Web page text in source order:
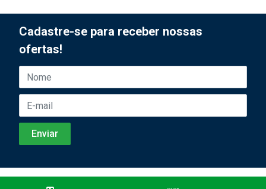
Cadastre-se para receber nossas
ofertas!